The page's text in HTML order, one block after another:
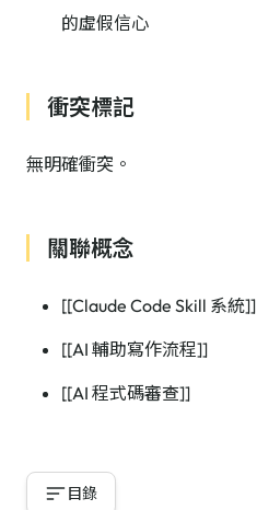
目錄
的虛假信心
衝突標記
無明確衝突。
關聯概念
[[Claude Code Skill 系統]]
[[AI 輔助寫作流程]]
[[AI 程式碼審查]]